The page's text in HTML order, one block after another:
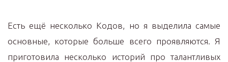
Есть ещё несколько Кодов, но я выделила самые
основные, которые больше всего проявляются. Я
приготовила несколько историй про талантливых